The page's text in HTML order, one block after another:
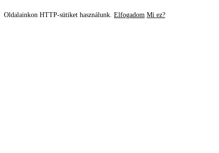
Oldalainkon HTTP-sütiket használunk. Elfogadom Mi ez?